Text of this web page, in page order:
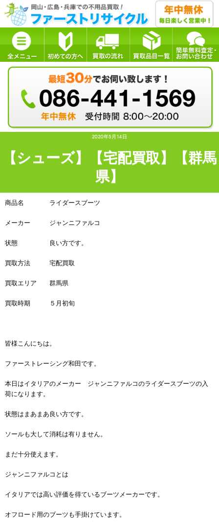
2020年5月14日
【シューズ】【宅配買取】【群馬
県】
商品名 ライダースブーツ
メーカー ジャンニファルコ
状態 良い方です。
買取方法 宅配買取
買取エリア 群馬県
買取時期 ５月初旬
皆様こんにちは。
ファーストレーシング和田です。
本日はイタリアのメーカー ジャンニファルコのライダースブーツの入
荷になります。
状態はまあまあ良い方です。
ソールも大して消耗は有りません。
まだ十分使えます。
ジャンニファルコとは
イタリアでは高い評価を得ているブーツメーカーです。
オフロード用のブーツも手掛けています。